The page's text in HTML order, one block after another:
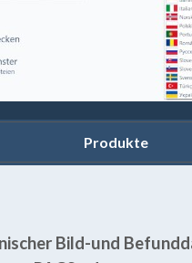
▼
Produkte
Bild-und